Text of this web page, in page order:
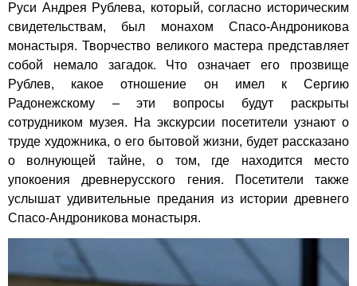
Руси Андрея Рублева, который, согласно историческим
свидетельствам, был монахом Спасо-Андроникова
монастыря. Творчество великого мастера представляет
собой немало загадок. Что означает его прозвище
Рублев, какое отношение он имел к Сергию
Радонежскому – эти вопросы будут раскрыты
сотрудником музея. На экскурсии посетители узнают о
труде художника, о его бытовой жизни, будет рассказано
о волнующей тайне, о том, где находится место
упокоения древнерусского гения. Посетители также
услышат удивительные предания из истории древнего
Спасо-Андроникова монастыря.